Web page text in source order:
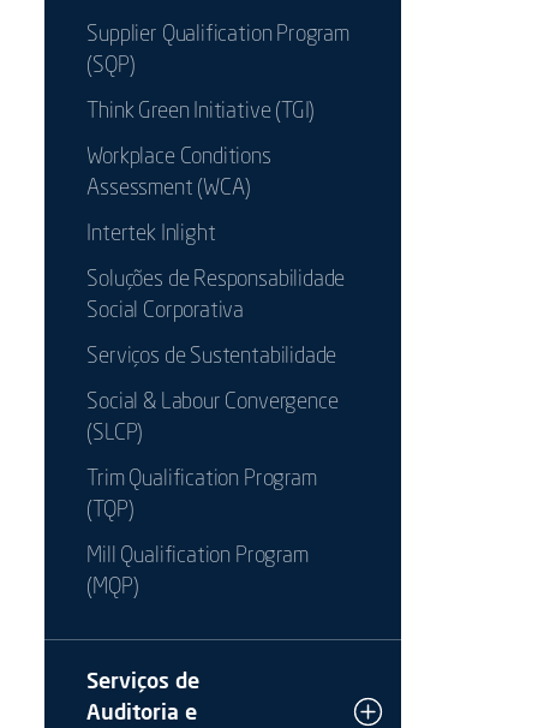
Supplier Qualification Program
(SQP)
Think Green Initiative (TGI)
Workplace Conditions
Assessment (WCA)
Intertek Inlight
Soluções de Responsabilidade
Social Corporativa
Serviços de Sustentabilidade
Social & Labour Convergence
(SLCP)
Trim Qualification Program
(TQP)
Mill Qualification Program
(MQP)
Serviços de
Auditoria e